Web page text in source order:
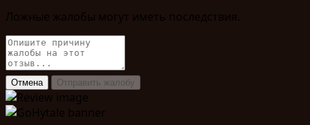
Ложные жалобы могут иметь последствия.
Отмена Отправить жалобу